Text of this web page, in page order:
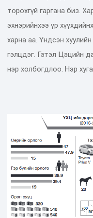
торохгүй гаргана биз.
эхнэрийнхээ үр
харна аа. Үндсэн
гэлцдэг. Гэтэл Цэцийн
нэр холбогдлоо. Нэр